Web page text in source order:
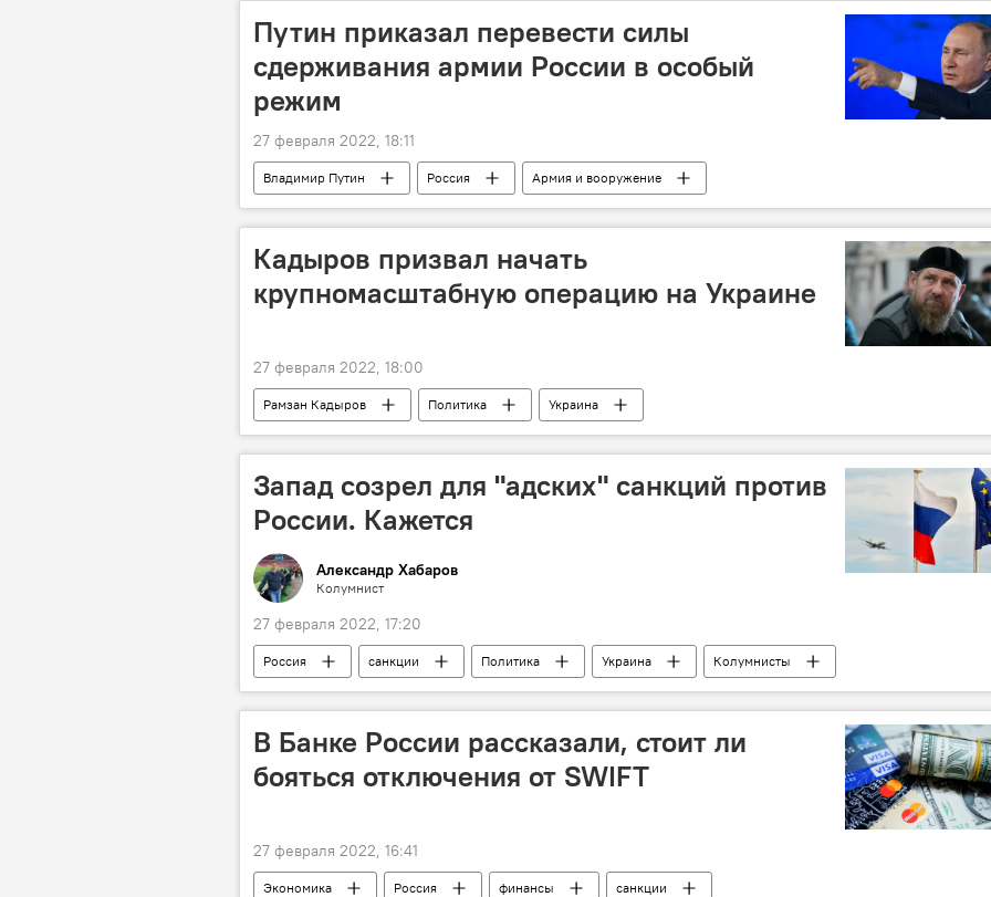
Путин приказал перевести силы
сдерживания армии России в особый
режим
27 февраля 2022, 18:11
Владимир Путин Россия Армия и вооружение
Кадыров призвал начать
крупномасштабную операцию на Украине
27 февраля 2022, 18:00
Рамзан Кадыров Политика
Украина
Спецоперация России по защите Донбасса: последние новости
Запад созрел для "адских" санкций против
России. Кажется
Александр Хабаров
Колумнист
27 февраля 2022, 17:20
Россия санкции Политика Украина Колумнисты
В Банке России рассказали, стоит ли
бояться отключения от SWIFT
27 февраля 2022, 16:41
Экономика Россия финансы санкции